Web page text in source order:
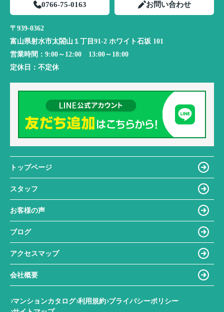
0766-75-0163 お問い合わせ
〒939-0362
富山県射水市太閤山１丁目91-2 ホワイト石坂 101
営業時間： 9:00～12:00 13:00～18:00
定休日： 不定休
トップページ
スタッフ
お客様の声
ブログ
アクセスマップ
会社概要
マンションカタログ 利用規約 プライバシーポリシー